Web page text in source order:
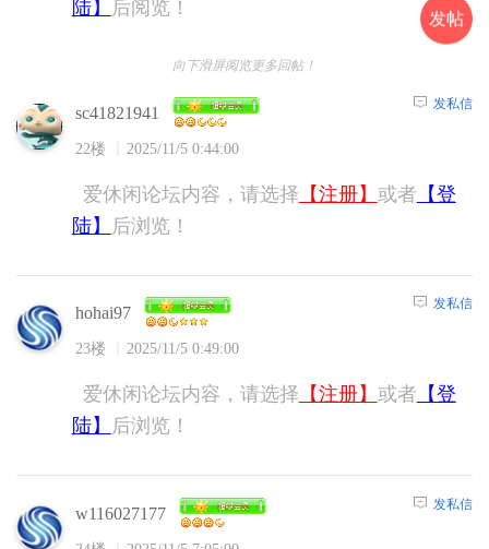
陆】
后阅览！
向下滑屏阅览更多回帖！
sc41821941
22楼 2025/11/5 0:44:00
发私信
爱休闲论坛内容，请选择 【注册】 或者 【登
陆】
后浏览！
hohai97
23楼 2025/11/5 0:49:00
发私信
爱休闲论坛内容，请选择 【注册】 或者 【登
陆】
后浏览！
w116027177 发私信
发帖